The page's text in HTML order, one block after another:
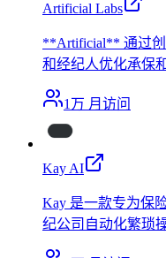
Artificial Labs
**Artificial** 通过
和经纪人优化承保
1万 月访问
Kay AI
Kay 是一款专为保
纪公司自动化繁琐